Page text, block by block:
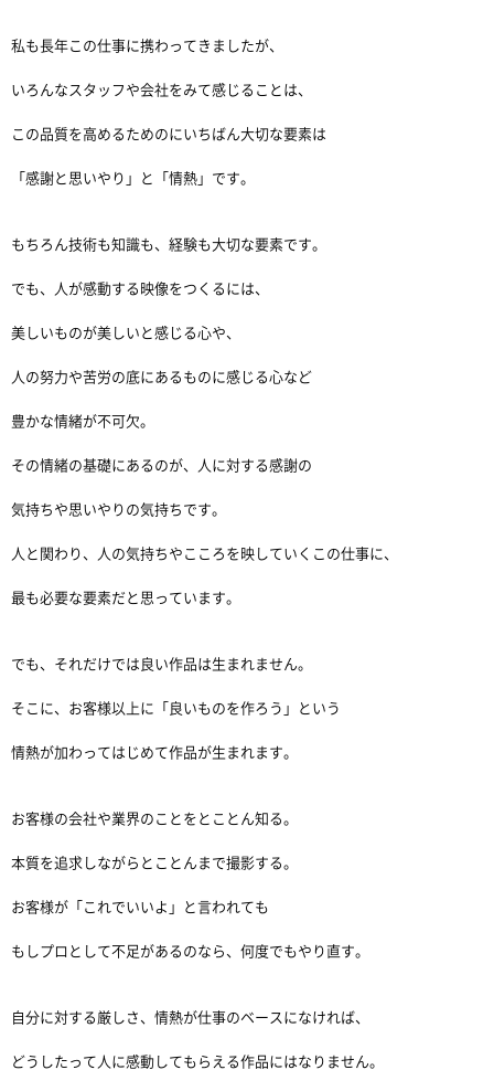
私も長年この仕事に携わってきましたが、
いろんなスタッフや会社をみて感じることは、
この品質を高めるためのにいちばん大切な要素は
「感謝と思いやり」と「情熱」です。
もちろん技術も知識も、経験も大切な要素です。
でも、人が感動する映像をつくるには、
美しいものが美しいと感じる心や、
人の努力や苦労の底にあるものに感じる心など
豊かな情緒が不可欠。
その情緒の基礎にあるのが、人に対する感謝の
気持ちや思いやりの気持ちです。
人と関わり、人の気持ちやこころを映していくこの仕事に、
最も必要な要素だと思っています。
でも、それだけでは良い作品は生まれません。
そこに、お客様以上に「良いものを作ろう」という
情熱が加わってはじめて作品が生まれます。
お客様の会社や業界のことをとことん知る。
本質を追求しながらとことんまで撮影する。
お客様が「これでいいよ」と言われても
もしプロとして不足があるのなら、何度でもやり直す。
自分に対する厳しさ、情熱が仕事のベースになければ、
どうしたって人に感動してもらえる作品にはなりません。